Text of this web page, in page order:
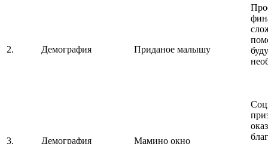
2. Демография Приданое малышу
3. Демография Мамино окно